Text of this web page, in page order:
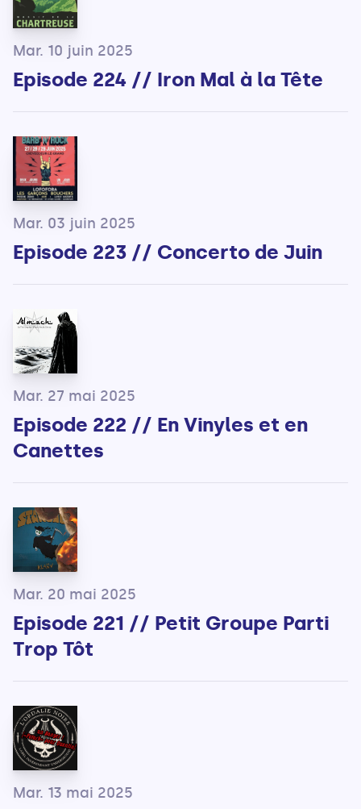
Mar. 10 juin 2025
Episode 224 // Iron Mal à la Tête
Mar. 03 juin 2025
Episode 223 // Concerto de Juin
Mar. 27 mai 2025
Episode 222 // En Vinyles et en
Canettes
Mar. 20 mai 2025
Episode 221 // Petit Groupe Parti
Trop Tôt
Mar. 13 mai 2025